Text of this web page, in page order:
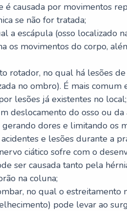
é causada por movimentos
se não for tratada;
a escápula (osso localizado
os movimentos do corpo,
rotador, no qual há lesões
no ombro). É mais comum
lesões já existentes no local;
deslocamento do osso ou
dores e limitando os
e lesões durante a
ciático sofre com o
ser causada tanto pela
na coluna;
no qual o estreitamento
pode levar ao